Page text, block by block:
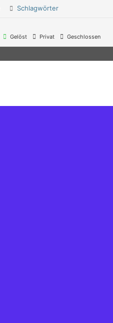
Schlagwörter
Gelöst Privat Geschlossen